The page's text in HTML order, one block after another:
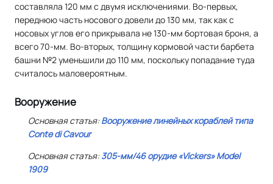
составляла 120 мм с двумя исключениями. Во-первых,
переднюю часть носового довели до 130 мм, так как с
носовых углов его прикрывала не 130-мм бортовая броня, а
всего 70-мм. Во-вторых, толщину кормовой части барбета
башни №2 уменьшили до 110 мм, поскольку попадание туда
считалось маловероятным.
Вооружение
Основная статья:Вооружение линейных кораблей типа
Conte di Cavour
Основная статья:305-мм/46 орудие«Vickers»Model
1909